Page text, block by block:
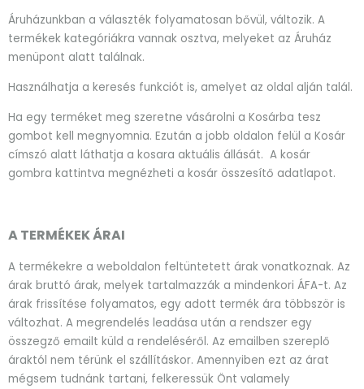
Áruházunkban a választék folyamatosan bővül, változik. A
termékek kategóriákra vannak osztva, melyeket az Áruház
menüpont alatt találnak.
Használhatja a keresés funkciót is, amelyet az oldal alján talál.
Ha egy terméket meg szeretne vásárolni a Kosárba tesz
gombot kell megnyomnia. Ezután a jobb oldalon felül a Kosár
címszó alatt láthatja a kosara aktuális állását. A kosár
gombra kattintva megnézheti a kosár összesítő adatlapot.
A TERMÉKEK ÁRAI
A termékekre a weboldalon feltüntetett árak vonatkoznak. Az
árak bruttó árak, melyek tartalmazzák a mindenkori ÁFA-t. Az
árak frissítése folyamatos, egy adott termék ára többször is
változhat. A megrendelés leadása után a rendszer egy
összegző emailt küld a rendeléséről. Az emailben szereplő
áraktól nem térünk el szállításkor. Amennyiben ezt az árat
mégsem tudnánk tartani, felkeressük Önt valamely